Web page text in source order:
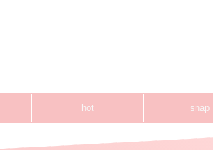
hot snap